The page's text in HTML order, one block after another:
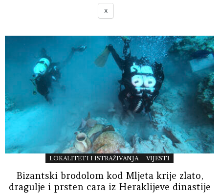
X
LOKALITETI I ISTRAŽIVANJA VIJESTI
Bizantski brodolom kod Mljeta krije zlato,
dragulje i prsten cara iz Heraklijeve dinastije